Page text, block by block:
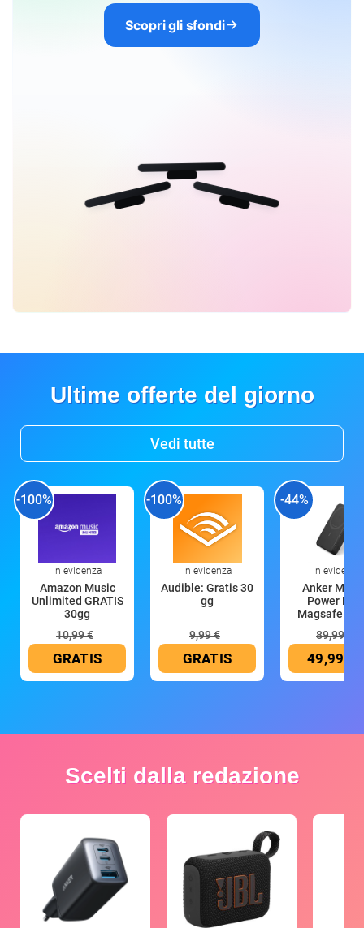
Scopri gli sfondi
Ultime offerte del giorno
Vedi tutte
-100%
In evidenza
Amazon Music
Unlimited GRATIS
30gg
10,99 €
GRATIS
-100%
In evidenza
Audible: Gratis 30
gg
9,99 €
GRATIS
-44%
In evidenza
Anker
Power
Magsafe
89,99 €
49,99 €
Scelti dalla redazione